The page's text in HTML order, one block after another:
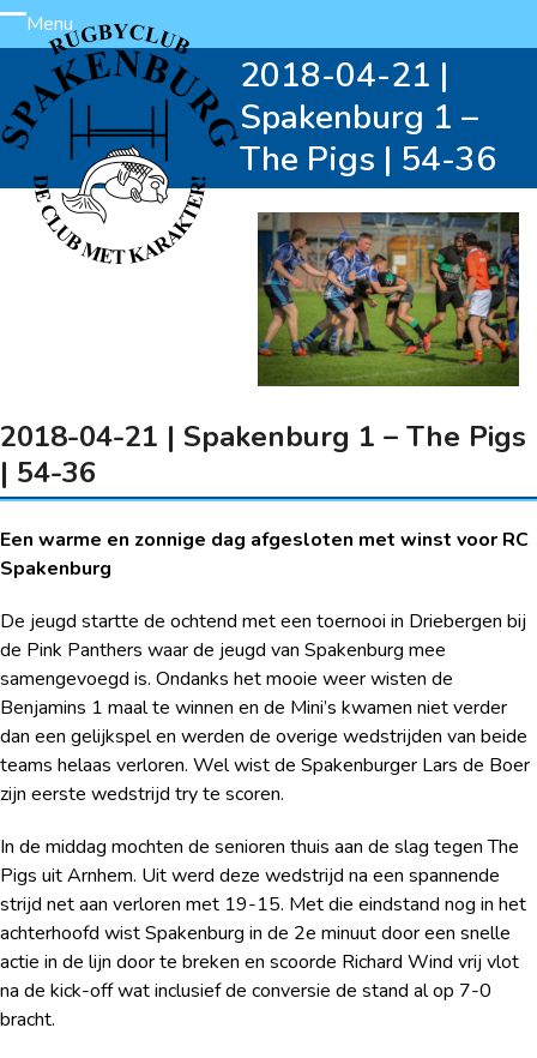
Skip
to
content
Menu
Open
mobile
menu
Close
mobile
menu
2018-04-21 |
Spakenburg 1 –
The Pigs | 54-36
2018-04-21 | Spakenburg 1 – The Pigs
| 54-36
Een warme en zonnige dag afgesloten met winst voor RC
Spakenburg
De jeugd startte de ochtend met een toernooi in Driebergen bij
de Pink Panthers waar de jeugd van Spakenburg mee
samengevoegd is. Ondanks het mooie weer wisten de
Benjamins 1 maal te winnen en de Mini’s kwamen niet verder
dan een gelijkspel en werden de overige wedstrijden van beide
teams helaas verloren. Wel wist de Spakenburger Lars de Boer
zijn eerste wedstrijd try te scoren.
In de middag mochten de senioren thuis aan de slag tegen The
Pigs uit Arnhem. Uit werd deze wedstrijd na een spannende
strijd net aan verloren met 19-15. Met die eindstand nog in het
achterhoofd wist Spakenburg in de 2e minuut door een snelle
actie in de lijn door te breken en scoorde Richard Wind vrij vlot
na de kick-off wat inclusief de conversie de stand al op 7-0
bracht.